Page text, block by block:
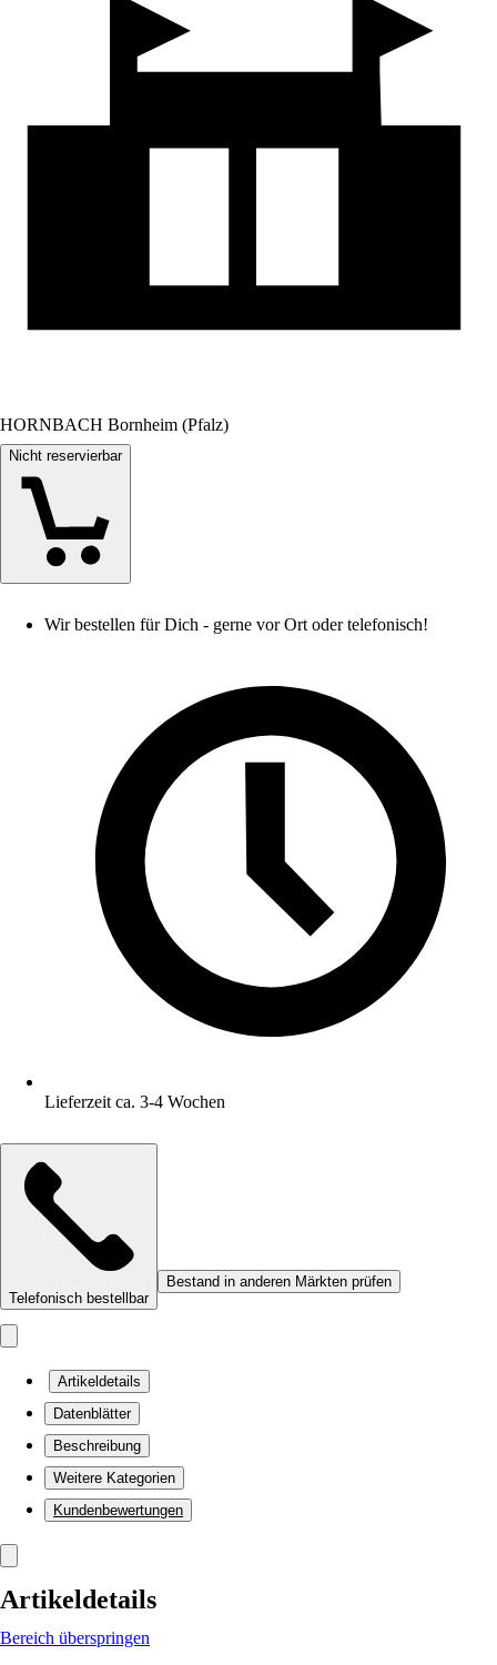
HORNBACH Bornheim (Pfalz)
Nicht reservierbar
Wir bestellen für Dich - gerne vor Ort oder telefonisch!
Lieferzeit ca. 3-4 Wochen
Telefonisch bestellbar
Bestand in anderen Märkten prüfen
Artikeldetails
Datenblätter
Beschreibung
Weitere Kategorien
Kundenbewertungen
Artikeldetails
Bereich überspringen